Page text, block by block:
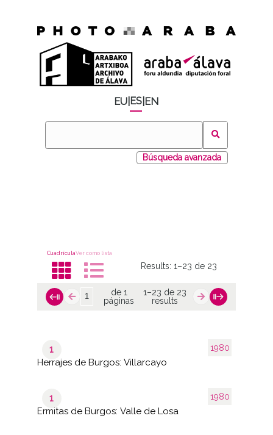
EU ES EN
Búsqueda avanzada
CuadrículaVer como lista
Results:1–23 de 23
de 1
páginas
1–23 de 23
results
1980
1
Herrajes de Burgos: Villarcayo
1980
1
Ermitas de Burgos: Valle de Losa